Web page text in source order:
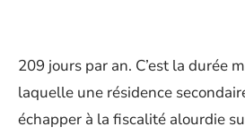
209 jours par an. C’est la durée
laquelle une résidence
échapper à la fiscalité alourdie